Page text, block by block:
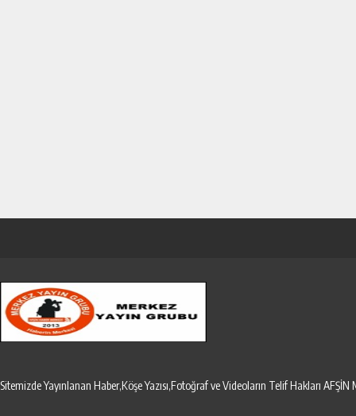
Sitemizde Yayınlanan Haber,Köşe Yazısı,Fotoğraf ve Videoların Telif Hakları